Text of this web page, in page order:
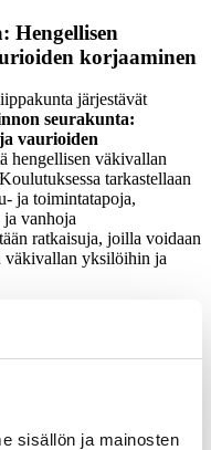
sisällön ja mainosten
Hengellisen
korjaaminen
järjestävät
seurakunta:
vaurioiden
hengellisen väkivallan
tarkastellaan
ja toimintatapoja,
vanhoja
ratkaisuja, joilla voidaan
väkivallan yksilöihin ja
tutkimuksiin.
YTT, politiikan tutkija,
(Lapin yliopisto).